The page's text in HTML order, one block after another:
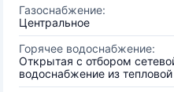
Газоснабжение:
Центральное
Горячее водоснабжение:
Открытая с отбором
водоснабжение из